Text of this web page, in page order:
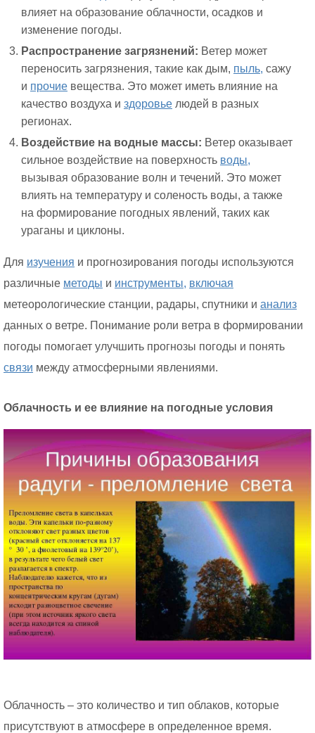
влияет на образование облачности, осадков и
изменение погоды.
Распространение загрязнений: Ветер может
переносить загрязнения, такие как дым, пыль, сажу
и прочие вещества. Это может иметь влияние на
качество воздуха и здоровье людей в разных
регионах.
Воздействие на водные массы: Ветер оказывает
сильное воздействие на поверхность воды,
вызывая образование волн и течений. Это может
влиять на температуру и соленость воды, а также
на формирование погодных явлений, таких как
ураганы и циклоны.
Для изучения и прогнозирования погоды используются
различные методы и инструменты, включая
метеорологические станции, радары, спутники и анализ
данных о ветре. Понимание роли ветра в формировании
погоды помогает улучшить прогнозы погоды и понять
связи между атмосферными явлениями.
Облачность и ее влияние на погодные условия
Облачность – это количество и тип облаков, которые
присутствуют в атмосфере в определенное время.